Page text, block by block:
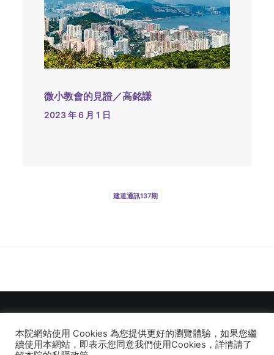
微小教會的見證／高銘謙
2023 年 6 月 1 日
建道通訊137期
© 2026 建道神學院Alliance Bible Seminary. All rights reserved
本院網站使用 Cookies 為您提供更好的瀏覽體驗，如果您繼
續使用本網站，即表示您同意我們使用Cookies，詳情請了